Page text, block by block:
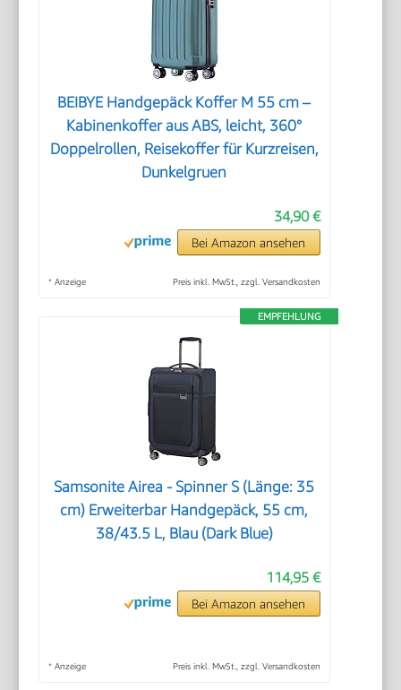
BEIBYE Handgepäck Koffer M 55 cm –
Kabinenkoffer aus ABS, leicht, 360°
Doppelrollen, Reisekoffer für Kurzreisen,
Dunkelgruen
34,90 €
Bei Amazon ansehen
* Anzeige Preis inkl. MwSt., zzgl. Versandkosten
EMPFEHLUNG
Samsonite Airea - Spinner S (Länge: 35
cm) Erweiterbar Handgepäck, 55 cm,
38/43.5 L, Blau (Dark Blue)
114,95 €
Bei Amazon ansehen
* Anzeige Preis inkl. MwSt., zzgl. Versandkosten